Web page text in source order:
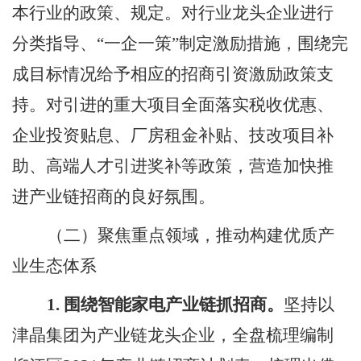
本行业的政策、规定。 对行业龙头企业进行
分类指导、 “一企一策”制定激励措施，围绕完
成目标情况给予相应的招商引资激励政策支
持。对引进的重大项目全面落实税收优惠、
企业投资贴息、厂房租金补贴、技改项目补
助、高端人才引进奖补等政策，营造加快推
进产业链招商的良好氛围。
（二）聚焦重点领域，推动构建优质产
业生态体系
1. 围绕智能家电产业链抓招商。 坚持以
津晶集团为产业链龙头企业，全盘梳理编制